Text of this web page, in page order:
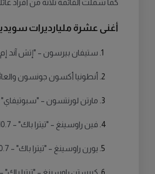
كما شملت القائمة ثلاثة من أفراد
أغنى عشرة مليارديرات
ستيفان بيرسون – "إتش آند إم" – 18.6 مليار
أنطونيا أكسون جونسون والعائلة
مارتن لورنتسون – "سبوتيفاي" – 11.4 مليار
فين راوسينغ – "تيترا باك" – 10.7 مليار دولار
يورن راوسينغ – "تيترا باك" – 10.7 مليار دولار